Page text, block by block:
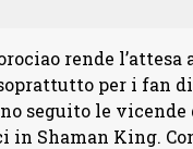
rende l’attesa
per i fan
seguito le vicende
in Shaman King.